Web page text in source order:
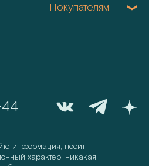
Покупателям
информация, носит
характер, никакая